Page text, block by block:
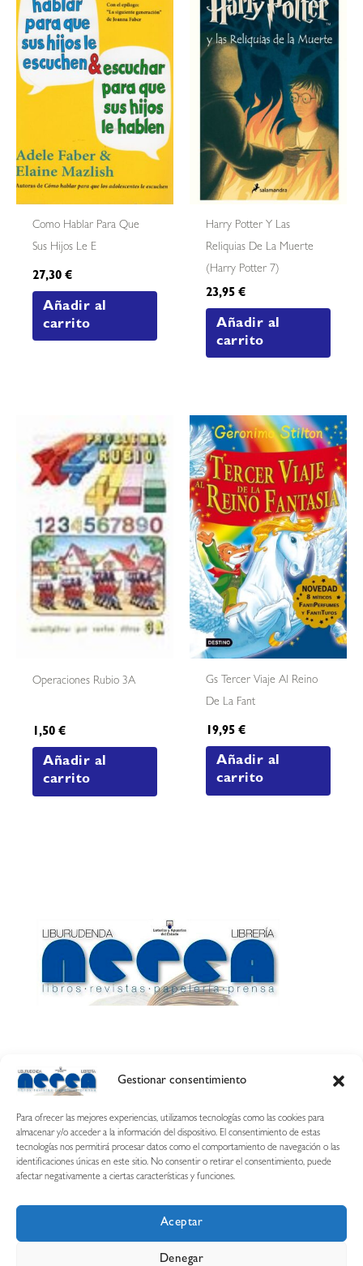
Gestionar consentimiento
Para ofrecer las mejores experiencias, utilizamos tecnologías como las cookies para
almacenar y/o acceder a la información del dispositivo. El consentimiento de estas
tecnologías nos permitirá procesar datos como el comportamiento de navegación o las
identificaciones únicas en este sitio. No consentir o retirar el consentimiento, puede
afectar negativamente a ciertas características y funciones.
Aceptar
Denegar
Como Hablar Para Que
Sus Hijos Le E
27,30€
Añadir al
carrito
Harry Potter Y Las
Reliquias De La Muerte
(harry Potter 7)
23,95€
Añadir al
carrito
Operaciones Rubio 3A
1,50€
Añadir al
carrito
Gs Tercer Viaje Al Reino
De La Fant
19,95€
Añadir al
carrito
Calle Esquíroz, 27
687 54 31 70
nerearetamonge@gmail.com